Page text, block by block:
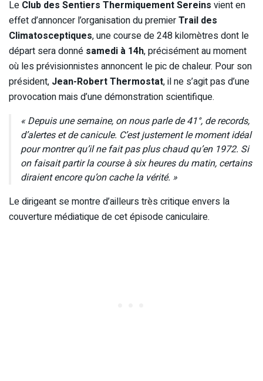
Le Club des Sentiers Thermiquement Sereins vient en
effet d’annoncer l’organisation du premierTrail des
Climatosceptiques, une course de 248 kilomètres dont le
départ sera donné samedi à 14h, précisément au moment
où les prévisionnistes annoncent le pic de chaleur. Pour son
président, Jean-Robert Thermostat, il ne s’agit pas d’une
provocation mais d’une démonstration scientifique.
« Depuis une semaine, on nous parle de 41°, de records,
d’alertes et de canicule. C’est justement le moment idéal
pour montrer qu’il ne fait pas plus chaud qu’en 1972. Si
on faisait partir la course à six heures du matin, certains
diraient encore qu’on cache la vérité. »
Le dirigeant se montre d’ailleurs très critique envers la
couverture médiatique de cet épisode caniculaire.